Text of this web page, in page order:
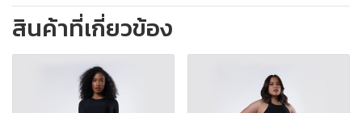
สินค้าที่เกี่ยวข้อง